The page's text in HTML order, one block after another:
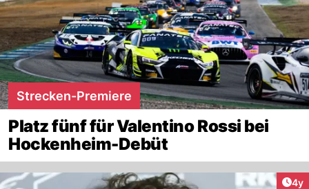
Strecken-Premiere
Platz fünf für Valentino Rossi bei
Hockenheim-Debüt
4y